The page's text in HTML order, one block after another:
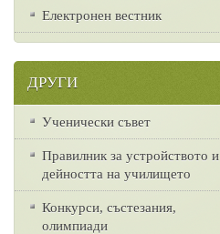
Електронен вестник
ДРУГИ
Ученически съвет
Правилник за устройството и
дейността на училището
Конкурси, състезания,
олимпиади